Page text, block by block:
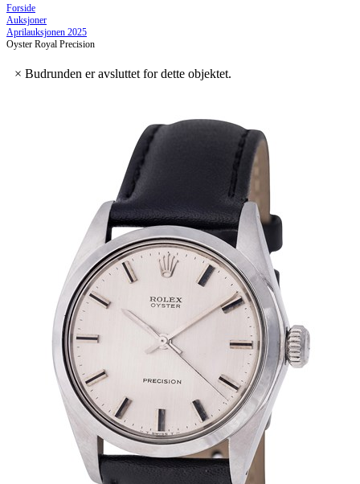
Forside
Auksjoner
Aprilauksjonen 2025
Oyster Royal Precision
× Budrunden er avsluttet for dette objektet.